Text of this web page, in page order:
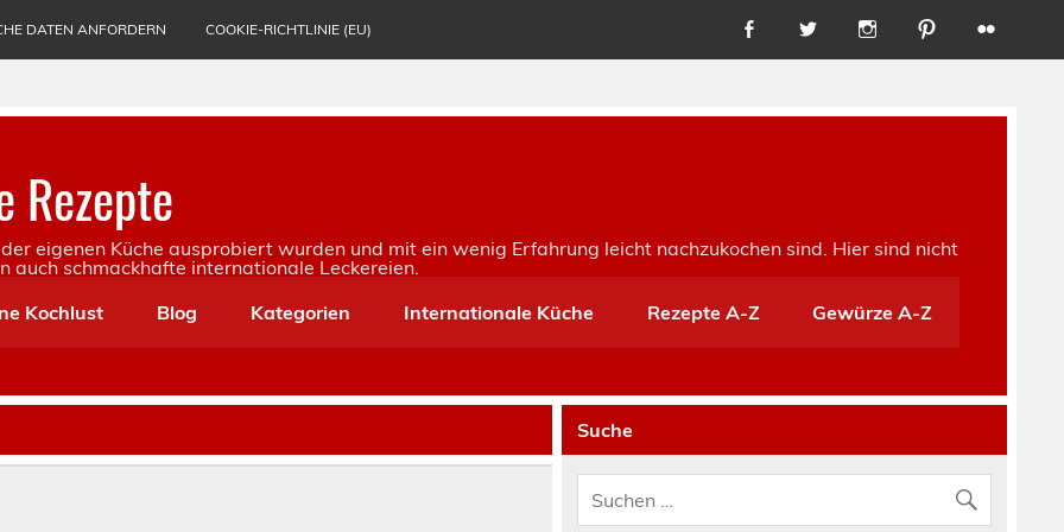
DATEN ANFORDERN COOKIE-RICHTLINIE (EU)
Rezepte
eigenen Küche ausprobiert wurden und mit ein wenig Erfahrung leicht nachzukochen sind. Hier sind nicht
auch schmackhafte internationale Leckereien.
Kochlust
Blog Kategorien Internationale Küche Rezepte A-Z Gewürze A-Z
Suche